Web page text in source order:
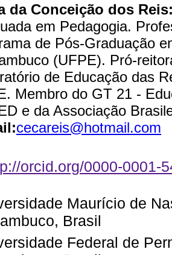
da Conceição dos
em Pedagogia.
de Pós-Graduação
(UFPE). Pró-
de Educação das
Membro do GT 21 -
e da Associação
cecareis@hotmail.com
orcid.org/0000-0001-
Maurício de
Brasil
Federal de